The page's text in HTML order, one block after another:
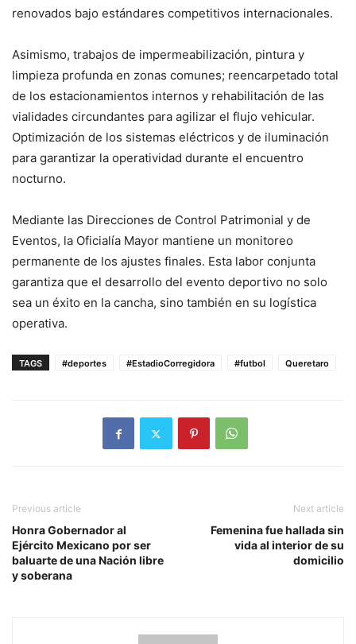
renovados bajo estándares competitivos internacionales.
Asimismo, trabajos de impermeabilización, pintura y
limpieza profunda en zonas comunes; reencarpetado total
de los estacionamientos internos y rehabilitación de las
vialidades circundantes para agilizar el flujo vehicular.
Optimización de los sistemas eléctricos y de iluminación
para garantizar la operatividad durante el encuentro
nocturno.
Mediante las Direcciones de Control Patrimonial y de
Eventos, la Oficialía Mayor mantiene un monitoreo
permanente de los ajustes finales. Esta labor conjunta
garantiza que el desarrollo del evento deportivo no solo
sea un éxito en la cancha, sino también en su logística
operativa.
TAGS #deportes #EstadioCorregidora #futbol Queretaro
Previous article
Honra Gobernador al
Ejército Mexicano por ser
baluarte de una Nación libre
y soberana
Next article
Femenina fue hallada sin
vida al interior de su
domicilio